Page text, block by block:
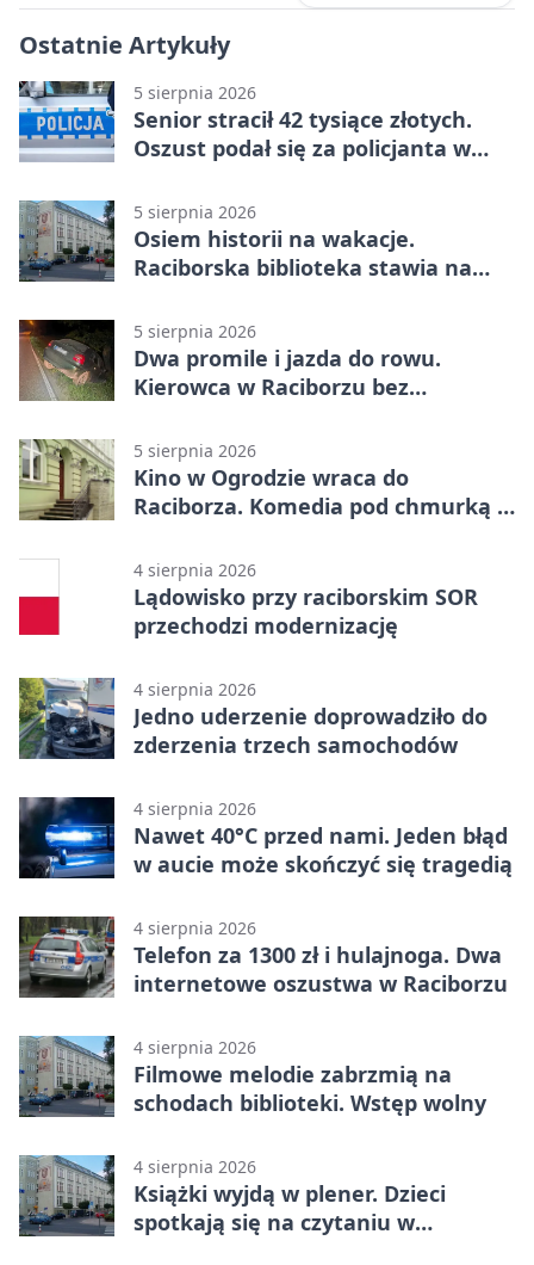
Ostatnie Artykuły
5 sierpnia 2026
Senior stracił 42 tysiące złotych.
Oszust podał się za policjanta w
5 sierpnia 2026
Osiem historii na wakacje.
Raciborska biblioteka stawia na
5 sierpnia 2026
Dwa promile i jazda do rowu.
Kierowca w Raciborzu bez
5 sierpnia 2026
Kino w Ogrodzie wraca do
Raciborza. Komedia pod chmurką w
4 sierpnia 2026
Lądowisko przy raciborskim SOR
przechodzi modernizację
4 sierpnia 2026
Jedno uderzenie doprowadziło do
zderzenia trzech samochodów
4 sierpnia 2026
Nawet 40°C przed nami. Jeden błąd
w aucie może skończyć się tragedią
4 sierpnia 2026
Telefon za 1300 zł i hulajnoga. Dwa
internetowe oszustwa w Raciborzu
4 sierpnia 2026
Filmowe melodie zabrzmią na
schodach biblioteki. Wstęp wolny
4 sierpnia 2026
Książki wyjdą w plener. Dzieci
spotkają się na czytaniu w